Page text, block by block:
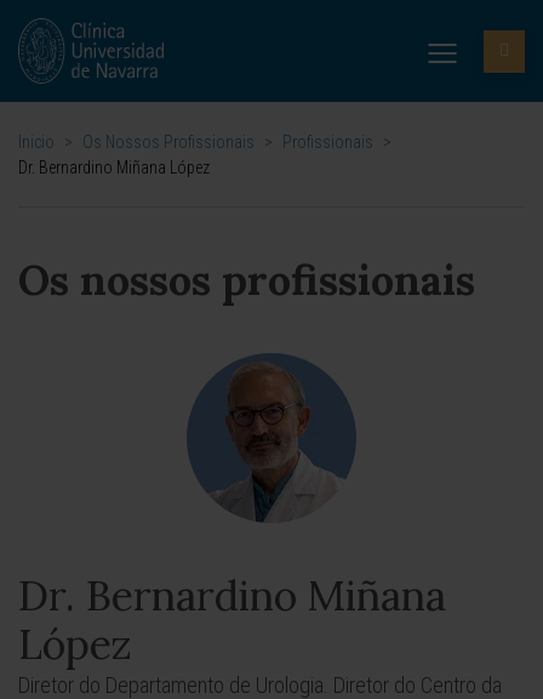
Inicio > Os Nossos Profissionais > Profissionais
>
Dr. Bernardino Miñana López
Os nossos profissionais
Dr. Bernardino Miñana
López
Diretor do Departamento de Urologia. Diretor do Centro da